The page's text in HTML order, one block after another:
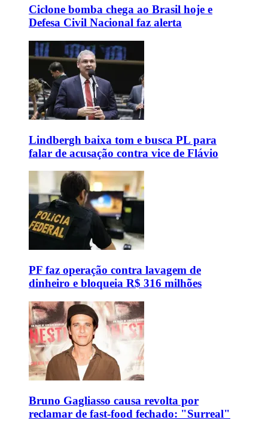
Ciclone bomba chega ao Brasil hoje e
Defesa Civil Nacional faz alerta
Lindbergh baixa tom e busca PL para
falar de acusação contra vice de Flávio
PF faz operação contra lavagem de
dinheiro e bloqueia R$ 316 milhões
Bruno Gagliasso causa revolta por
reclamar de fast-food fechado: "Surreal"